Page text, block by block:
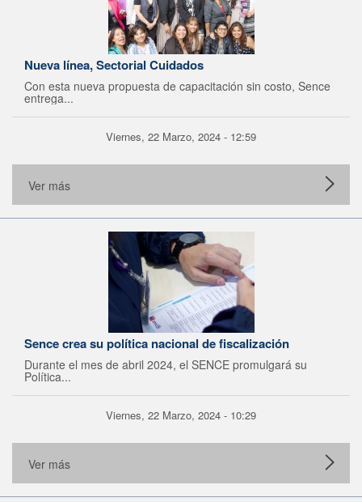
Nueva línea, Sectorial Cuidados
Con esta nueva propuesta de capacitación sin costo, Sence
entrega...
Viernes, 22 Marzo, 2024 - 12:59
Ver más
Sence crea su política nacional de fiscalización
Durante el mes de abril 2024, el SENCE promulgará su
Política...
Viernes, 22 Marzo, 2024 - 10:29
Ver más